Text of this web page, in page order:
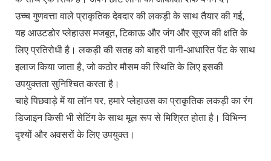
उच्च गुणवत्ता वाले प्राकृतिक देवदार की लकड़ी के साथ तैयार की गई,
यह आउटडोर प्लेहाउस मजबूत, टिकाऊ और जंग और सूरज की क्षति के
लिए प्रतिरोधी है। लकड़ी की सतह को बाहरी पानी-आधारित पेंट के साथ
इलाज किया जाता है, जो कठोर मौसम की स्थिति के लिए इसकी
उपयुक्तता सुनिश्चित करता है।
चाहे पिछवाड़े में या लॉन पर, हमारे प्लेहाउस का प्राकृतिक लकड़ी का रंग
डिजाइन किसी भी सेटिंग के साथ मूल रूप से मिश्रित होता है। विभिन्न
दृश्यों और अवसरों के लिए उपयुक्त।